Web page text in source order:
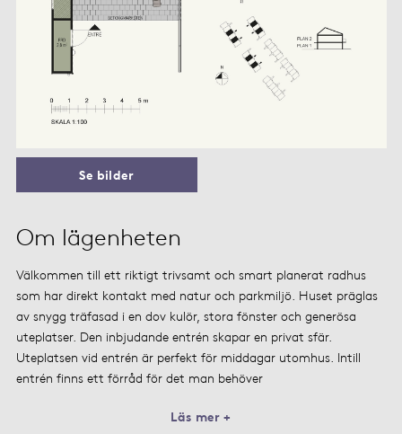
Om lägenheten
Välkommen till ett riktigt trivsamt och smart planerat radhus
som har direkt kontakt med natur och parkmiljö. Huset präglas
av snygg träfasad i en dov kulör, stora fönster och generösa
uteplatser. Den inbjudande entrén skapar en privat sfär.
Uteplatsen vid entrén är perfekt för middagar utomhus. Intill
entrén finns ett förråd för det man behöver
Läs mer +
Se bilder